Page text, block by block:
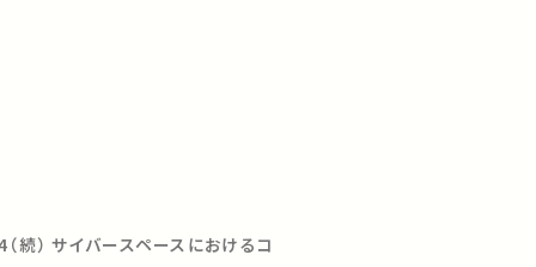
） サイバースペースにおけるコ